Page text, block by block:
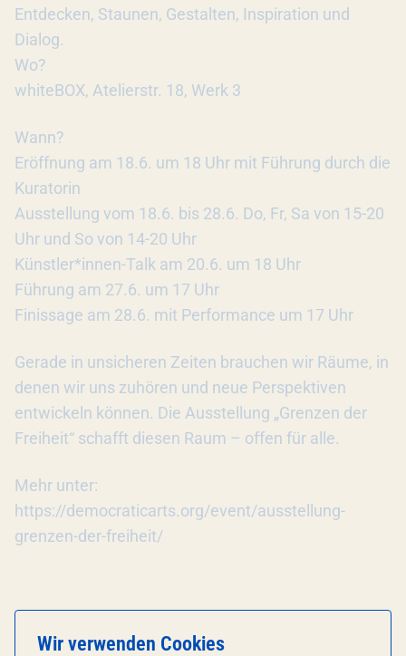
Entdecken, Staunen, Gestalten, Inspiration und
Dialog.
Wo?
whiteBOX, Atelierstr. 18, Werk 3
Wann?
Eröffnung am 18.6. um 18 Uhr mit Führung durch die
Kuratorin
Ausstellung vom 18.6. bis 28.6. Do, Fr, Sa von 15-20
Uhr und So von 14-20 Uhr
Künstler*innen-Talk am 20.6. um 18 Uhr
Führung am 27.6. um 17 Uhr
Finissage am 28.6. mit Performance um 17 Uhr
Gerade in unsicheren Zeiten brauchen wir Räume, in
denen wir uns zuhören und neue Perspektiven
entwickeln können. Die Ausstellung „Grenzen der
Freiheit“ schafft diesen Raum – offen für alle.
Mehr unter:
https://democraticarts.org/event/ausstellung-
grenzen-der-freiheit/
KONTAKTDATEN VERANSTALTER
Wir verwenden Cookies